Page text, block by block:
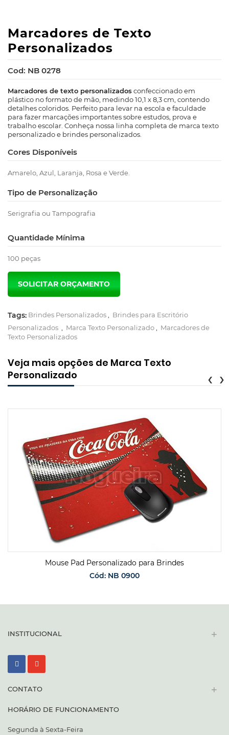
Marcadores de Texto
Personalizados
Cod: NB 0278
Marcadores de texto personalizadosconfeccionado em
plástico no formato de mão, medindo 10,1 x 8,3 cm, contendo
detalhes coloridos. Perfeito para levar na escola e faculdade
para fazer marcações importantes sobre estudos, prova e
trabalho escolar. Conheça nossa linha completa de marca texto
personalizado e brindes personalizados.
Cores Disponíveis
Amarelo, Azul, Laranja, Rosa e Verde.
Tipo de Personalização
Serigrafia ou Tampografia
Quantidade Mínima
100 peças
Tags: Brindes Personalizados
Brindes para Escritório
Personalizados
Marca Texto Personalizado
Marcadores de
Texto Personalizados
Veja mais opções de Marca Texto
Personalizado
Mouse Pad Personalizado para Brindes
Cód: NB 0900
SOLICITAR ORÇAMENTO
‹ ›
INSTITUCIONAL +
CONTATO +
HORÁRIO DE FUNCIONAMENTO
Segunda à Sexta-Feira